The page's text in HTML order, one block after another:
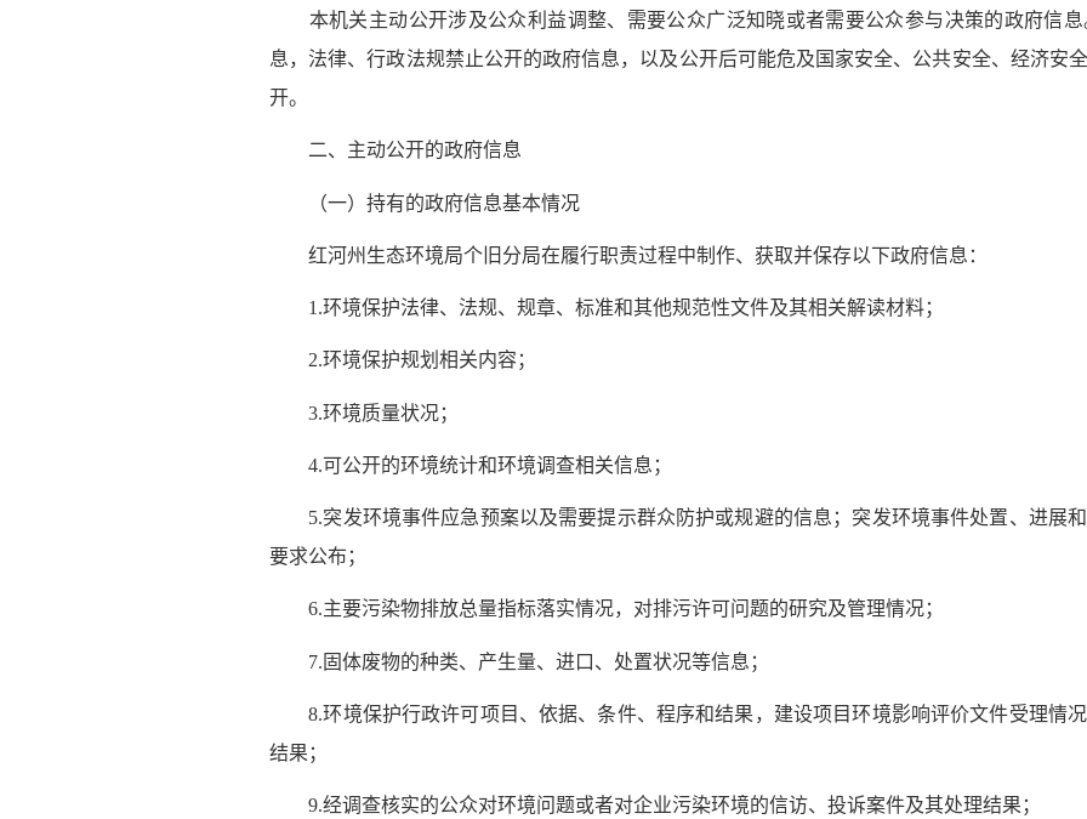
本机关主动公开涉及公众利益调整、需要公众广泛知晓或者需要公众参与决策的政府信息
息，法律、行政法规禁止公开的政府信息，以及公开后可能危及国家安全、公共安全、经济安
开。
二、主动公开的政府信息
（一）持有的政府信息基本情况
红河州生态环境局个旧分局在履行职责过程中制作、获取并保存以下政府信息：
1.环境保护法律、法规、规章、标准和其他规范性文件及其相关解读材料；
2.环境保护规划相关内容；
3.环境质量状况；
4.可公开的环境统计和环境调查相关信息；
5.突发环境事件应急预案以及需要提示群众防护或规避的信息；突发环境事件处置、进展
要求公布；
6.主要污染物排放总量指标落实情况，对排污许可问题的研究及管理情况；
7.固体废物的种类、产生量、进口、处置状况等信息；
8.环境保护行政许可项目、依据、条件、程序和结果，建设项目环境影响评价文件受理情
结果；
9.经调查核实的公众对环境问题或者对企业污染环境的信访、投诉案件及其处理结果；